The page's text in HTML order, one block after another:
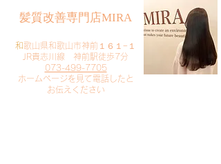
​髪質改善専門店MIRA
​和歌山県和歌山市神前１６１−１
JR貴志川線 神前駅徒歩7分
073-499-7705
​ホームページを見て電話したと
お伝えください